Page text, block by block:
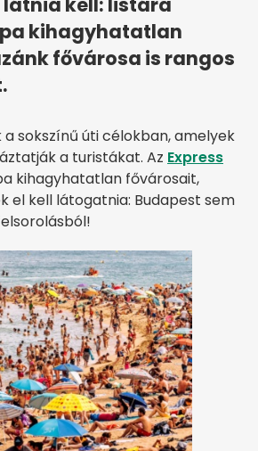
kihagyhatatlan
fővárosa is rangos
sokszínű úti célokban, amelyek
a turistákat. Az Express
kihagyhatatlan fővárosait,
el kell látogatnia: Budapest sem